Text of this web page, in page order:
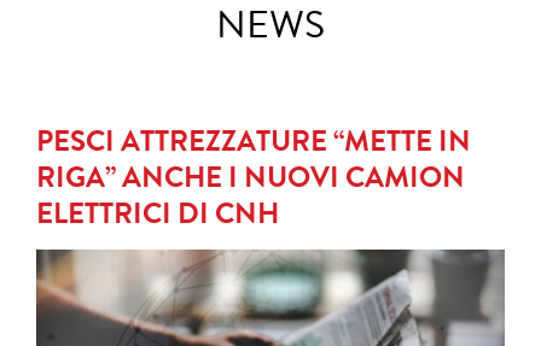
NEWS
PESCI ATTREZZATURE “METTE IN
RIGA” ANCHE I NUOVI CAMION
ELETTRICI DI CNH